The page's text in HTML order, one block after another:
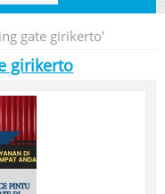
gate girikerto'
girikerto